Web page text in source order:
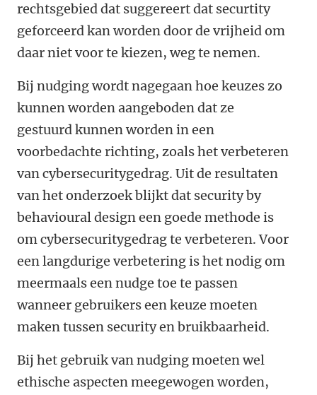
rechtsgebied dat suggereert dat securtity
geforceerd kan worden door de vrijheid om
daar niet voor te kiezen, weg te nemen.
Bij nudging wordt nagegaan hoe keuzes zo
kunnen worden aangeboden dat ze
gestuurd kunnen worden in een
voorbedachte richting, zoals het verbeteren
van cybersecuritygedrag. Uit de resultaten
van het onderzoek blijkt dat security by
behavioural design een goede methode is
om cybersecuritygedrag te verbeteren. Voor
een langdurige verbetering is het nodig om
meermaals een nudge toe te passen
wanneer gebruikers een keuze moeten
maken tussen security en bruikbaarheid.
Bij het gebruik van nudging moeten wel
ethische aspecten meegewogen worden,